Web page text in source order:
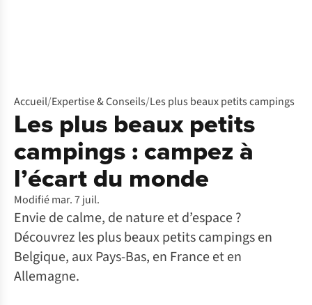
Accueil/Expertise & Conseils/Les plus beaux petits campings
Les plus beaux petits
campings : campez à
l’écart du monde
Modifié mar. 7 juil.
Envie de calme, de nature et d’espace ?
Découvrez les plus beaux petits campings en
Belgique, aux Pays-Bas, en France et en
Allemagne.